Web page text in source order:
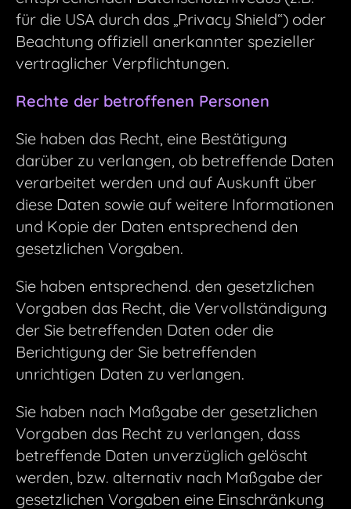
für die USA durch das „Privacy Shield“) oder
Beachtung offiziell anerkannter spezieller
vertraglicher Verpflichtungen.
Rechte der betroffenen Personen
Sie haben das Recht, eine Bestätigung
darüber zu verlangen, ob betreffende Daten
verarbeitet werden und auf Auskunft über
diese Daten sowie auf weitere Informationen
und Kopie der Daten entsprechend den
gesetzlichen Vorgaben.
Sie haben entsprechend. den gesetzlichen
Vorgaben das Recht, die Vervollständigung
der Sie betreffenden Daten oder die
Berichtigung der Sie betreffenden
unrichtigen Daten zu verlangen.
Sie haben nach Maßgabe der gesetzlichen
Vorgaben das Recht zu verlangen, dass
betreffende Daten unverzüglich gelöscht
werden, bzw. alternativ nach Maßgabe der
gesetzlichen Vorgaben eine Einschränkung